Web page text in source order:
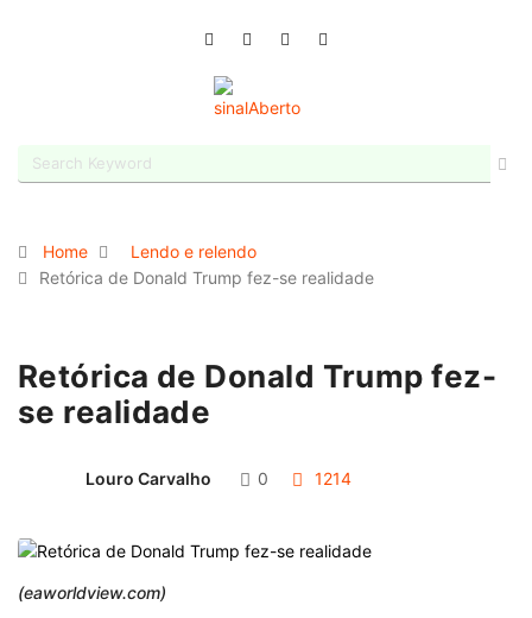
Home
Lendo e relendo
Retórica de Donald Trump fez-se realidade
Retórica de Donald Trump fez-
se realidade
Louro Carvalho 0 1214
(eaworldview.com)